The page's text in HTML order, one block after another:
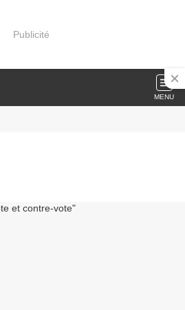
Publicité
MENU